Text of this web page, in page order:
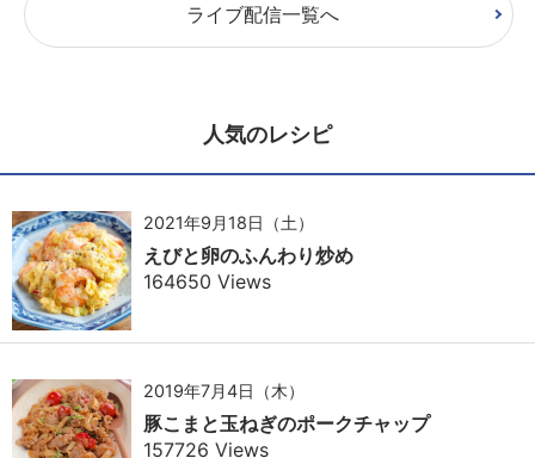
ライブ配信一覧へ
人気のレシピ
2021年9月18日（土）
えびと卵のふんわり炒め
164650 Views
2019年7月4日（木）
豚こまと玉ねぎのポークチャップ
157726 Views